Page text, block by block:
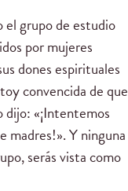
el grupo de estudio
por mujeres
dones espirituales
convencida de que
dijo: «¡Intentemos
madres!». Y ninguna
serás vista como